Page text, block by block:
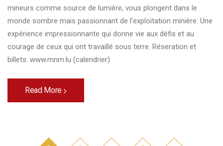
mineurs comme source de lumière, vous plongent dans le
monde sombre mais passionnant de l’exploitation minière. Une
expérience impressionnante qui donne vie aux défis et au
courage de ceux qui ont travaillé sous terre. Réseration et
billets: www.mnm.lu (calendrier)
Read More